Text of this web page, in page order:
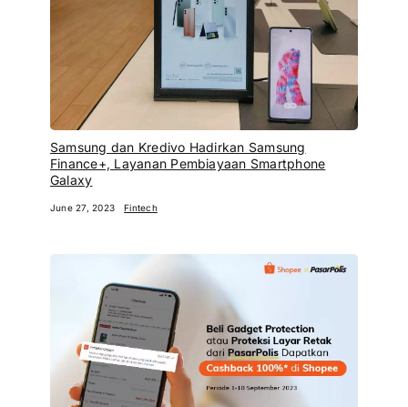
Samsung dan Kredivo Hadirkan Samsung
Finance+, Layanan Pembiayaan Smartphone
Galaxy
June 27, 2023 Fintech